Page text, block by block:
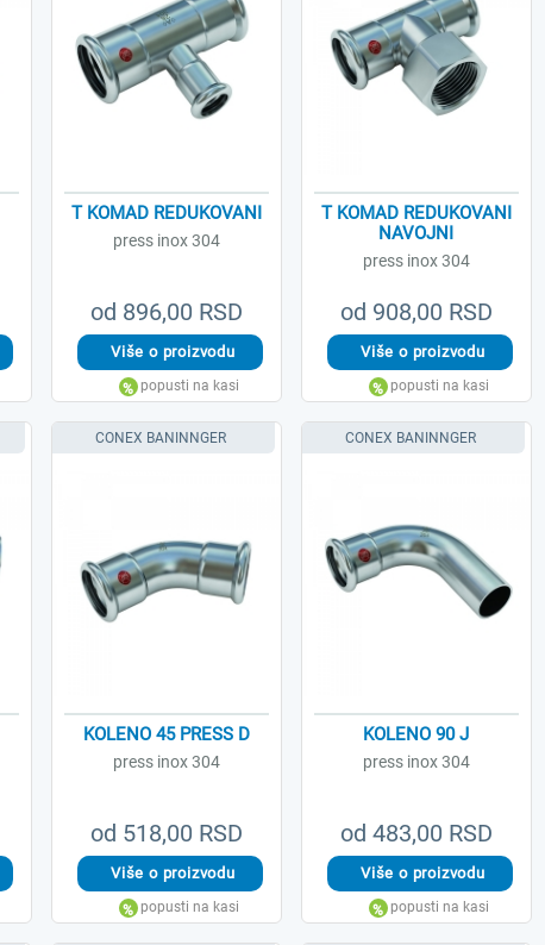
od 896,00 RSD
T KOMAD REDUKOVANI
press inox 304
od 908,00 RSD
T KOMAD REDUKOVANI
NAVOJNI
press inox 304
od 518,00 RSD
KOLENO 45 PRESS D
press inox 304
CONEX BANINNGER
od 483,00 RSD
KOLENO 90 J
press inox 304
CONEX BANINNGER